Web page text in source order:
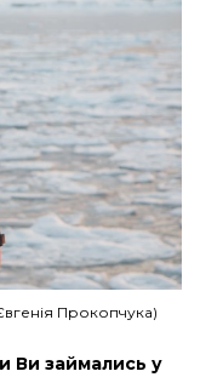
Прокопчука)
Ви займались у